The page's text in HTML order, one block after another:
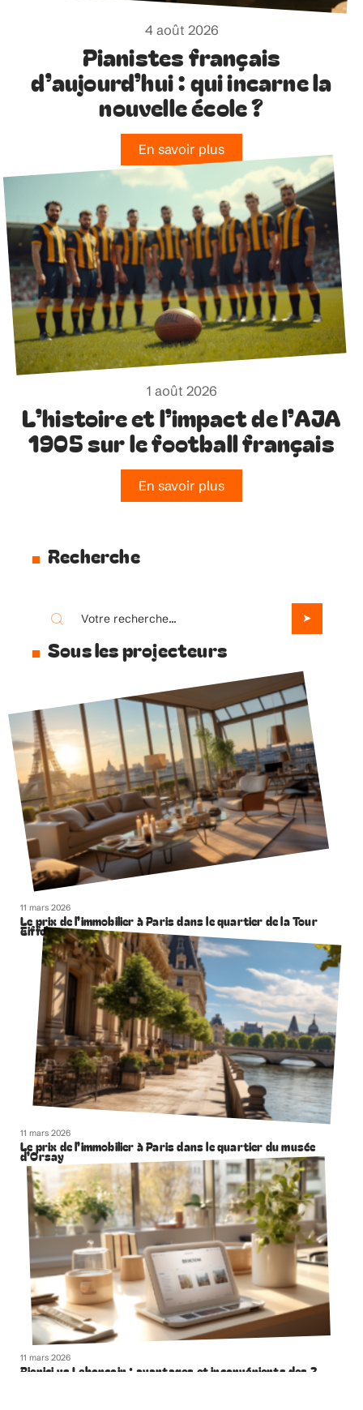
4 août 2026
Pianistes français
d’aujourd’hui : qui incarne la
nouvelle école ?
En savoir plus
1 août 2026
L’histoire et l’impact de l’AJA
1905 sur le football français
En savoir plus
Recherche
Sous les projecteurs
11 mars 2026
Le prix de l’immobilier à Paris dans le quartier de la Tour
Eiffel
11 mars 2026
Le prix de l’immobilier à Paris dans le quartier du musée
d’Orsay
11 mars 2026
Bienici vs Leboncoin : avantages et inconvénients des 2